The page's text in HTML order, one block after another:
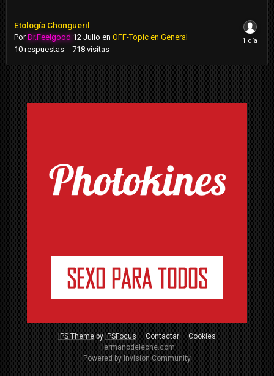
Etología Chongueril
PorDr.Feelgood 12 Julio en OFF-Topic en General
10 respuestas 718 visitas
IPS ThemebyIPSFocus Contactar
Cookies
Hermanodeleche.com
Powered by Invision Community